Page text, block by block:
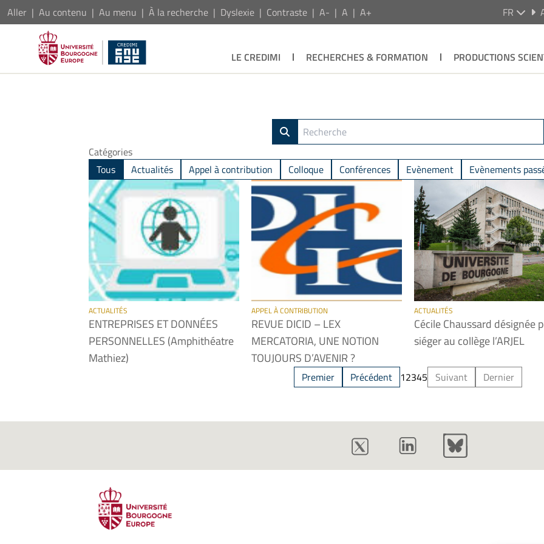
Aller Au contenu Au menu À la recherche Dyslexie Contraste A- A A+ FR
LE CREDIMI RECHERCHES & FORMATION PRODUCTIONS
Catégories
Tous
Actualités Appel à contribution Colloque Conférences Evènement Evènements
ACTUALITÉS
ENTREPRISES ET DONNÉES
PERSONNELLES (Amphithéatre
Mathiez)
APPEL À CONTRIBUTION
REVUE DICID – LEX
MERCATORIA, UNE NOTION
TOUJOURS D’AVENIR ?
ACTUALITÉS
Cécile Chaussard désignée
siéger au collège l’ARJEL
Premier Précédent 12345 Suivant Dernier